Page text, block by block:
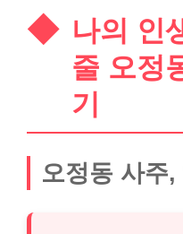
나의 인
줄 오정
기
오정동 사주